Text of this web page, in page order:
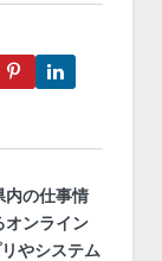
Google+Pinterest
内の仕事情
オンライン
やシステム